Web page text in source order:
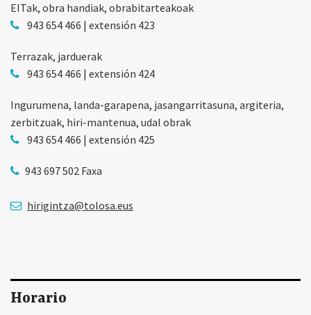
EITak, obra handiak, obrabitarteakoak
943 654 466 | extensión 423
Terrazak, jarduerak
943 654 466 | extensión 424
Ingurumena, landa-garapena, jasangarritasuna, argiteria,
zerbitzuak, hiri-mantenua, udal obrak
943 654 466 | extensión 425
943 697 502 Faxa
hirigintza@tolosa.eus
Horario